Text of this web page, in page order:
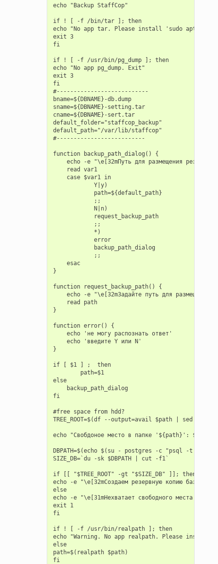
echo "Backup StaffCop"
if ! [ -f /bin/tar ]; then
echo "No app tar. Please install 'sudo apt-
exit 3
fi
if ! [ -f /usr/bin/pg_dump ]; then
echo "No app pg_dump. Exit"
exit 3
fi
#---------------------------
bname=${DBNAME}-db.dump
sname=${DBNAME}-setting.tar
cname=${DBNAME}-sert.tar
default_folder="staffcop_backup"
default_path="/var/lib/staffcop"
#--------------------------
function backup_path_dialog() {
echo -e "\e[32mПуть для размещения
    read var1
    case $var1 in
            Y|y)
            path=${default_path}
            ;;
            N|n)
            request_backup_path
            ;;
            *)
            error
            backup_path_dialog
            ;;
    esac
}
function request_backup_path() {
echo -e "\e[32mЗадайте путь для размещения
    read path
}
function error() {
    echo 'не могу распознать ответ'
    echo 'введите Y или N'
}
if [ $1 ] ;  then
        path=$1
else
    backup_path_dialog
fi
#free space from hdd?
TREE_ROOT=$(df --output=avail $path | sed 1d)
echo "Свобдоное место в папке '${path}':
DBPATH=$(echo $(su - postgres -c "psql -t -U
SIZE_DB=`du -sk $DBPATH | cut -f1`
if [[ "$TREE_ROOT" -gt "$SIZE_DB" ]]; then
echo -e "\e[32mСоздаем резервную копию
else
echo -e "\e[31mНехватает свободного места для
exit 1
fi
if ! [ -f /usr/bin/realpath ]; then
echo "Warning. No app realpath. Please
else
path=$(realpath $path)
fi